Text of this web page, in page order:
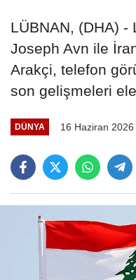
LÜBNAN, (DHA) -
Joseph Avn ile
Arakçi, telefon
son gelişmeleri ele
DÜNYA 16 Haziran